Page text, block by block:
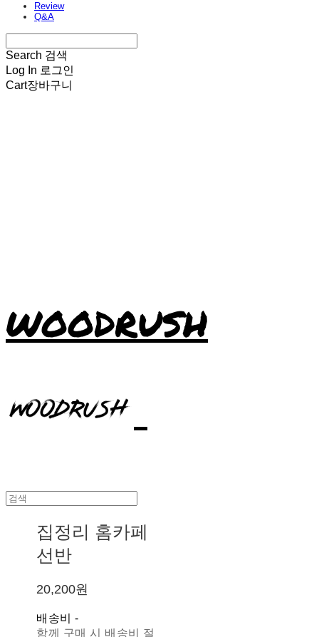
Review
Q&A
Search 검색
Log In 로그인
Cart장바구니
WOODRUSH
집정리 홈카페
선반
20,200원
배송비-
함께 구매 시 배송비 절